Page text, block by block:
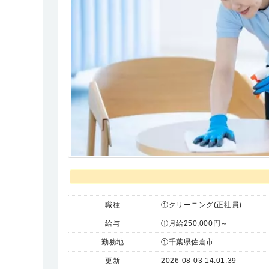
職種 ①クリーニング(正社員)
給与 ①月給250,000円～
勤務地 ①千葉県佐倉市
更新 2026-08-03 14:01:39